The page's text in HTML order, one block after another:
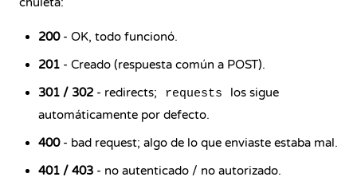
200- OK, todo funcionó.
201 - Creado (respuesta común a POST).
301 / 302 - redirects; requests
los sigue
automáticamente por defecto.
400- bad request; algo de lo que enviaste estaba mal.
401 / 403 - no autenticado / no autorizado.